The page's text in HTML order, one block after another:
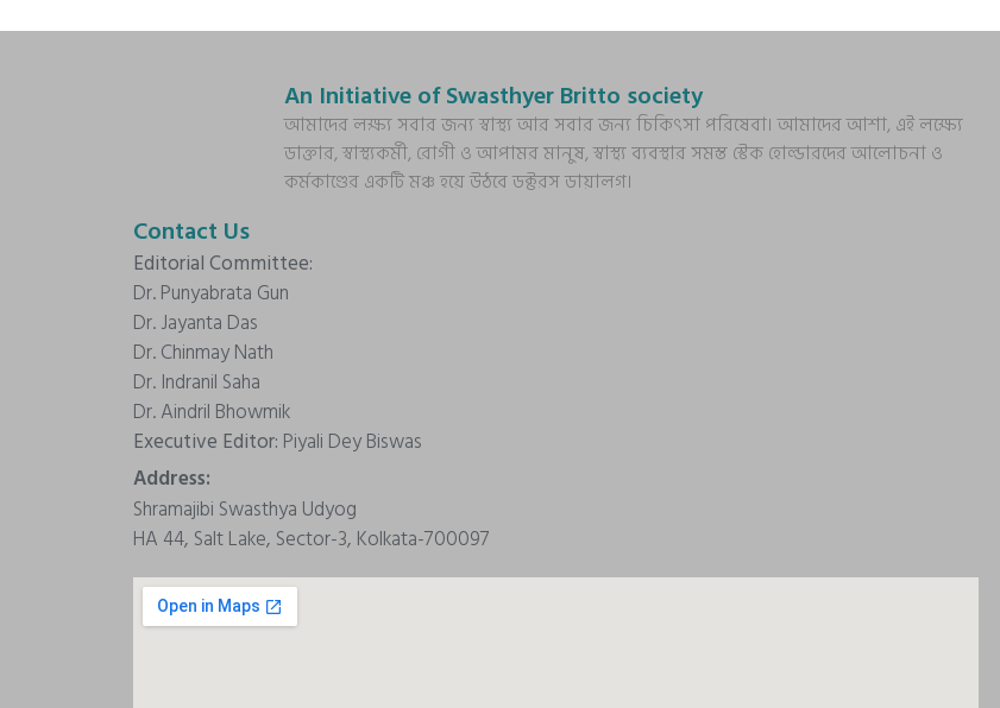
An Initiative of Swasthyer Britto society
আমাদের লক্ষ্য সবার জন্য স্বাস্থ্য আর সবার জন্য চিকিৎসা পরিষেবা। আমাদের আশা, এই লক্ষ্যে
ডাক্তার, স্বাস্থ্যকর্মী, রোগী ও আপামর মানুষ, স্বাস্থ্য ব্যবস্থার সমস্ত স্টেক হোল্ডারদের আলোচনা ও
কর্মকাণ্ডের একটি মঞ্চ হয়ে উঠবে ডক্টরস ডায়ালগ।
Contact Us
Editorial Committee:
Dr. Punyabrata Gun
Dr. Jayanta Das
Dr. Chinmay Nath
Dr. Indranil Saha
Dr. Aindril Bhowmik
Executive Editor: Piyali Dey Biswas
Address:
Shramajibi Swasthya Udyog
HA 44, Salt Lake, Sector-3, Kolkata-700097